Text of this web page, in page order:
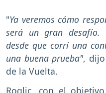
"Ya veremos cómo
será un gran desafío.
desde que corrí una
una buena prueba",
de la Vuelta.
Roglic, con el